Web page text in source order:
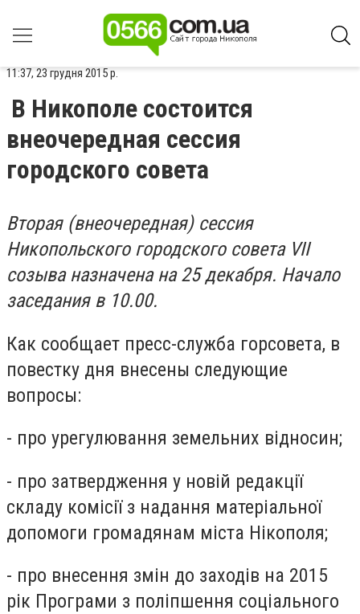
11:37, 23 грудня 2015 р.
В Никополе состоится
внеочередная сессия
городского совета
Вторая (внеочередная) сессия
Никопольского городского совета VІІ
созыва назначена на 25 декабря. Начало
заседания в 10.00.
Как сообщает пресс-служба горсовета, в
повестку дня внесены следующие
вопросы:
- про урегулювання земельних відносин;
- про затвердження у новій редакції
складу комісії з надання матеріальної
допомоги громадянам міста Нікополя;
- про внесення змін до заходів на 2015
рік Програми з поліпшення соціального